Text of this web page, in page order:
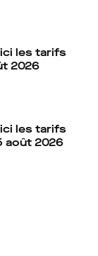
les tarifs
2026
les tarifs
août 2026